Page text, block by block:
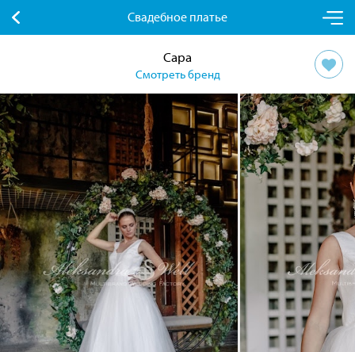
Свадебное платье
Сара
Смотреть бренд